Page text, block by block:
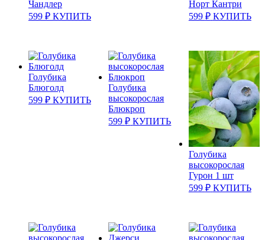
Чандлер
599 ₽ КУПИТЬ
Норт Кантри
599 ₽ КУПИТЬ
Голубика
Блюголд
599 ₽ КУПИТЬ
Голубика
высокорослая
Блюкроп
599₽ КУПИТЬ
Голубика
высокорослая
Гурон 1 шт
599 ₽ КУПИТЬ